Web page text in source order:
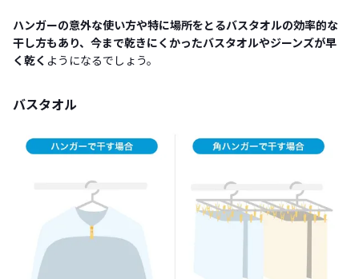
ハンガーの意外な使い方や特に場所をとるバスタオルの効率的な
干し方もあり、今まで乾きにくかったバスタオルやジーンズが早
く乾く ようになるでしょう。
バスタオル